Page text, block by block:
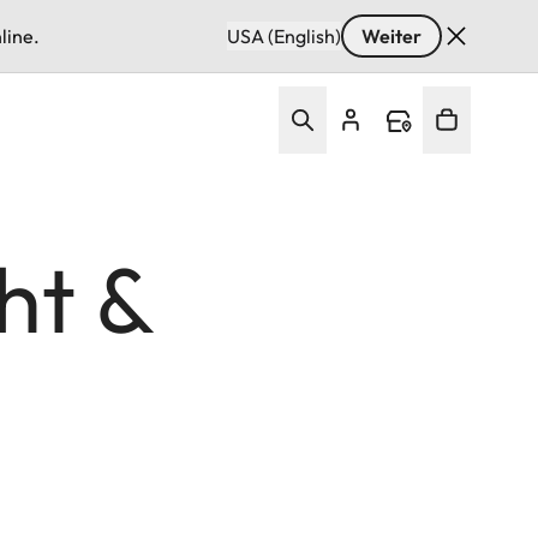
USA (English) Weiter
&